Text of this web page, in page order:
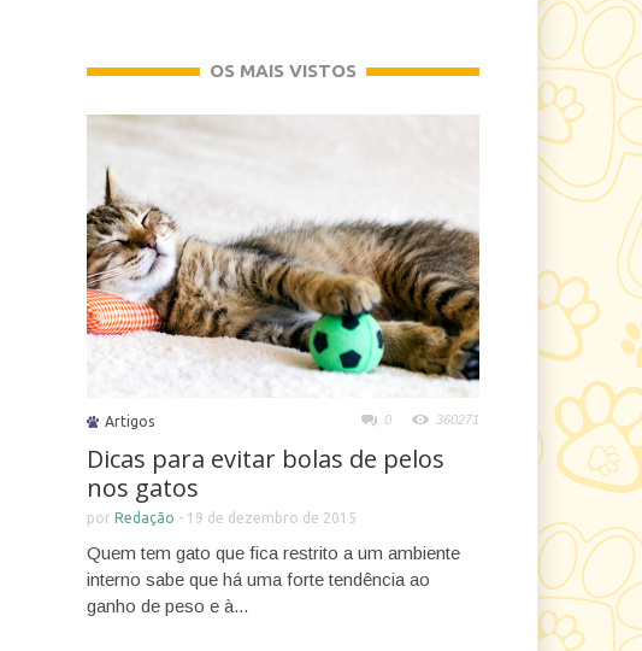
OS MAIS VISTOS
Artigos 0 360271
Dicas para evitar bolas de pelos
nos gatos
porRedação - 19 de dezembro de 2015
Quem tem gato que fica restrito a um ambiente
interno sabe que há uma forte tendência ao
ganho de peso e à...